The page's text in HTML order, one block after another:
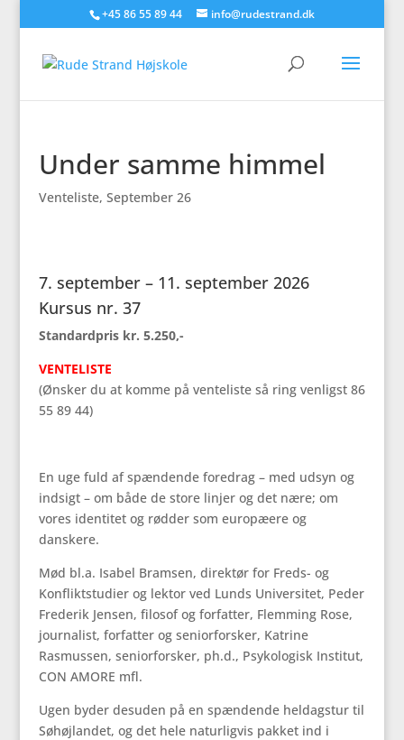
+45 86 55 89 44 info@rudestrand.dk
Under samme himmel
Venteliste, September 26
7. september – 11. september 2026
Kursus nr. 37
Standardpris kr. 5.250,-
VENTELISTE
(Ønsker du at komme på venteliste så ring venligst 86
55 89 44)
En uge fuld af spændende foredrag – med udsyn og
indsigt – om både de store linjer og det nære; om
vores identitet og rødder som europæere og
danskere.
Mød bl.a. Isabel Bramsen, direktør for Freds- og
Konfliktstudier og lektor ved Lunds Universitet, Peder
Frederik Jensen, filosof og forfatter, Flemming Rose,
journalist, forfatter og seniorforsker, Katrine
Rasmussen, seniorforsker, ph.d., Psykologisk Institut,
CON AMORE mfl.
Ugen byder desuden på en spændende heldagstur til
Søhøjlandet, og det hele naturligvis pakket ind i